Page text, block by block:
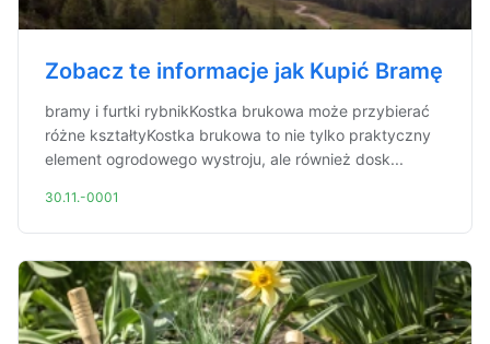
Zobacz te informacje jak Kupić Bramę
bramy i furtki rybnikKostka brukowa może przybierać
różne kształtyKostka brukowa to nie tylko praktyczny
element ogrodowego wystroju, ale również dosk...
30.11.-0001